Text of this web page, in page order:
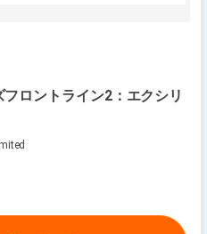
フロントライン2：エクシリ